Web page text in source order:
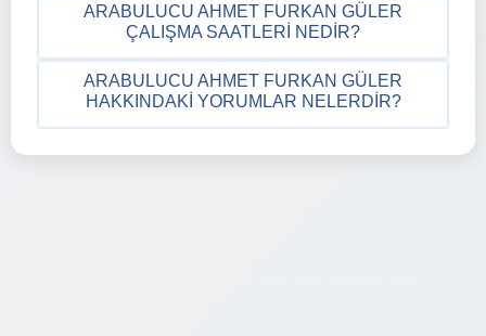
ARABULUCU AHMET FURKAN GÜLER
ÇALIŞMA SAATLERI NEDIR?
ARABULUCU AHMET FURKAN GÜLER
HAKKINDAKI YORUMLAR NELERDIR?